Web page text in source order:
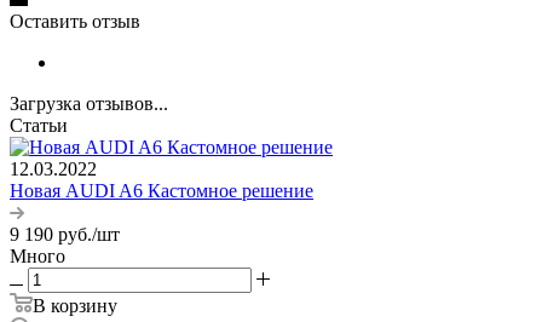
Оставить отзыв
Загрузка отзывов...
Статьи
12.03.2022
Новая AUDI A6 Кастомное решение
9 190 руб./шт
Много
В корзину